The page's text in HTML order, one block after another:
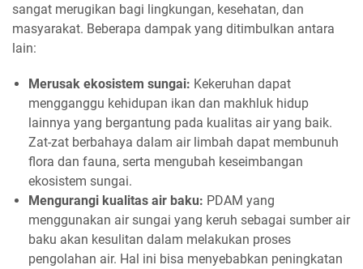
sangat merugikan bagi lingkungan, kesehatan, dan
masyarakat. Beberapa dampak yang ditimbulkan antara
lain:
Merusak ekosistem sungai: Kekeruhan dapat
mengganggu kehidupan ikan dan makhluk hidup
lainnya yang bergantung pada kualitas air yang baik.
Zat-zat berbahaya dalam air limbah dapat membunuh
flora dan fauna, serta mengubah keseimbangan
ekosistem sungai.
Mengurangi kualitas air baku: PDAM yang
menggunakan air sungai yang keruh sebagai sumber air
baku akan kesulitan dalam melakukan proses
pengolahan air. Hal ini bisa menyebabkan peningkatan